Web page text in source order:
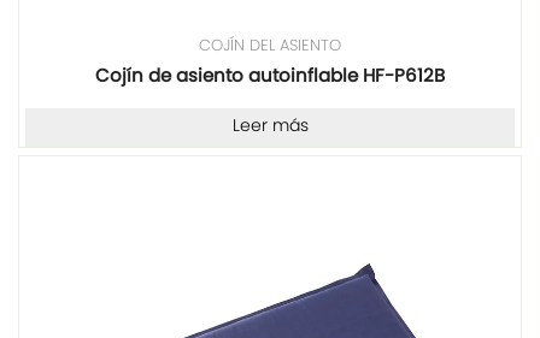
COJÍN DEL ASIENTO
Cojín de asiento autoinflable HF-P612B
Leer más